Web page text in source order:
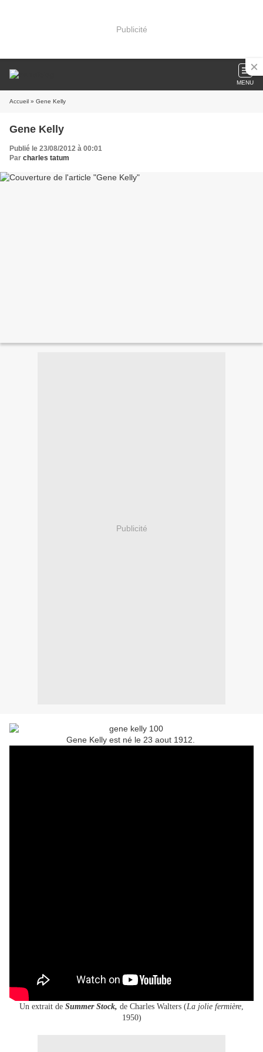
Publicité
MENU
Accueil » Gene Kelly
Gene Kelly
Publié le 23/08/2012 à 00:01
Par charles tatum
Publicité
Gene Kelly est né le 23 aout 1912.
Un extrait de Summer Stock, de Charles Walters (La jolie fermière,
1950)